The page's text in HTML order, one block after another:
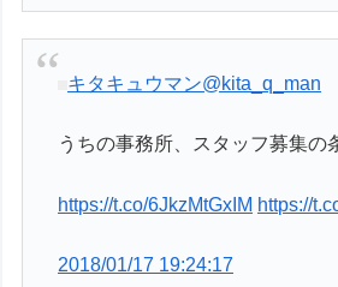
キタキュウマン@kita_q_man
うちの事務所、スタッフ募集の
https://t.co/6JkzMtGxIM https://
2018/01/17 19:24:17